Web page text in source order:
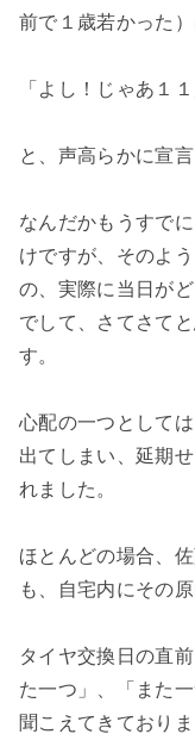
前で１歳若かった）
「よし！じゃあ１
と、声高らかに宣
なんだかもうすで
けですが、そのよ
の、実際に当日が
でして、さてさて
す。
心配の一つとして
出てしまい、延期
れました。
ほとんどの場合、
も、自宅内にその
タイヤ交換日の直
た一つ」、「また
聞こえてきておりま